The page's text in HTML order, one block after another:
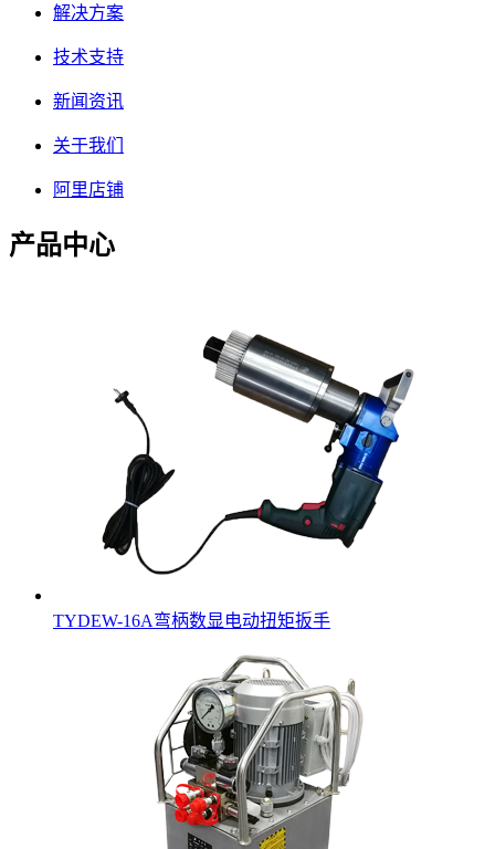
解决方案
技术支持
新闻资讯
关于我们
阿里店铺
产品中心
TYDEW-16A弯柄数显电动扭矩扳手